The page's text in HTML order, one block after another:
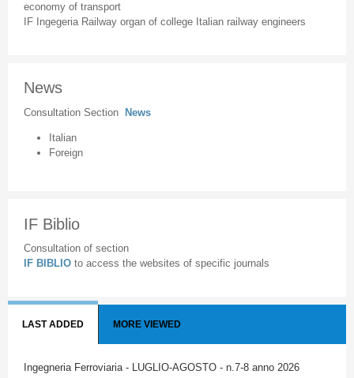
economy of transport
IF Ingegeria Railway organ of college Italian railway engineers
News
Consultation Section News
Italian
Foreign
IF Biblio
Consultation of section
IF BIBLIO to access the websites of specific journals
LAST ADDED MORE VIEWED
Ingegneria Ferroviaria - LUGLIO-AGOSTO - n.7-8 anno 2026